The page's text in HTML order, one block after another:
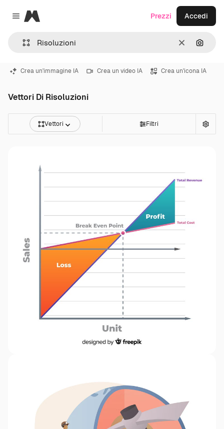
Close menu
Magnific
CancellaCerca
Prezzi Accedi
Crea un'immagine IA Crea un video IA Crea un'icona IA
Vettori Di Risoluzioni
Vettori Filtri